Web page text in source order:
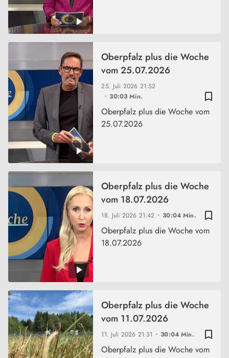
bookmark_border
25. Juli 2026 21:52
30:03 Min.
Oberpfalz plus die Woche
vom 25.07.2026
Oberpfalz plus die Woche vom
25.07.2026
bookmark_border
18. Juli 2026 21:42 30:04 Min.
Oberpfalz plus die Woche
vom 18.07.2026
Oberpfalz plus die Woche vom
18.07.2026
bookmark_border
11. Juli 2026 21:31 30:04 Min.
Oberpfalz plus die Woche
vom 11.07.2026
Oberpfalz plus die Woche vom